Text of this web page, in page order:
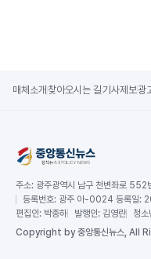
매체소개 찾아오시는 길기사제보광
주소: 광주광역시 남구 천변좌로 552
등록번호: 광주 아-0024 등록일:
편집인: 박종하 발행인: 김영란 청소
Copyright by 중앙통신뉴스, All